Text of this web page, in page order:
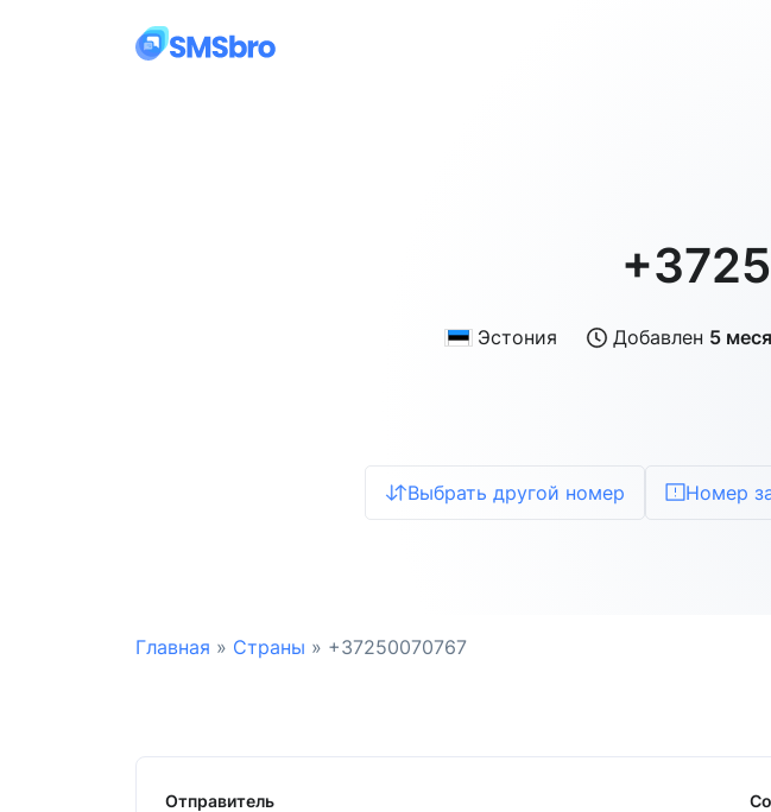
Эстония Добавлен 5
Выбрать другой номер Номер
Главная » Страны » +37250070767
Отправитель